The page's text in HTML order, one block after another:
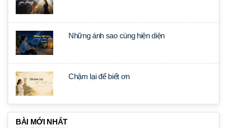
Những ánh sao cùng hiện diện
Chậm lại để biết ơn
BÀI MỚI NHẤT